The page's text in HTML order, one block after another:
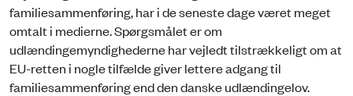
familiesammenføring, har i de seneste dage været meget
omtalt i medierne. Spørgsmålet er om
udlændingemyndighederne har vejledt tilstrækkeligt om at
EU-retten i nogle tilfælde giver lettere adgang til
familiesammenføring end den danske udlændingelov.